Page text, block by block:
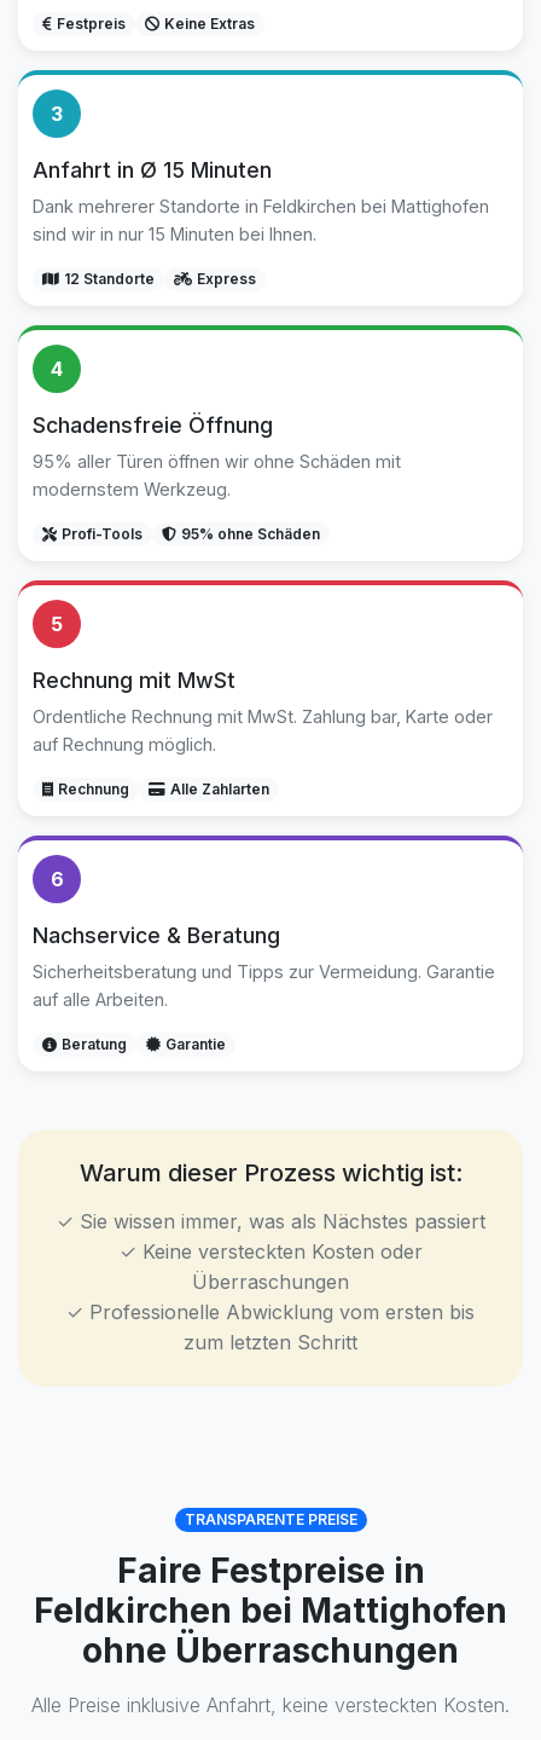
Festpreis Keine Extras
3
Anfahrt in Ø 15 Minuten
Dank mehrerer Standorte in Feldkirchen bei Mattighofen
sind wir in nur 15 Minuten bei Ihnen.
12 Standorte Express
4
Schadensfreie Öffnung
95% aller Türen öffnen wir ohne Schäden mit
modernstem Werkzeug.
Profi-Tools 95% ohne Schäden
5
Rechnung mit MwSt
Ordentliche Rechnung mit MwSt. Zahlung bar, Karte oder
auf Rechnung möglich.
Rechnung Alle Zahlarten
6
Nachservice & Beratung
Sicherheitsberatung und Tipps zur Vermeidung. Garantie
auf alle Arbeiten.
Beratung Garantie
Warum dieser Prozess wichtig ist:
✓ Sie wissen immer, was als Nächstes passiert
✓ Keine versteckten Kosten oder
Überraschungen
✓ Professionelle Abwicklung vom ersten bis
zum letzten Schritt
TRANSPARENTE PREISE
Faire Festpreise in
Feldkirchen bei Mattighofen
ohne Überraschungen
Alle Preise inklusive Anfahrt, keine versteckten Kosten.